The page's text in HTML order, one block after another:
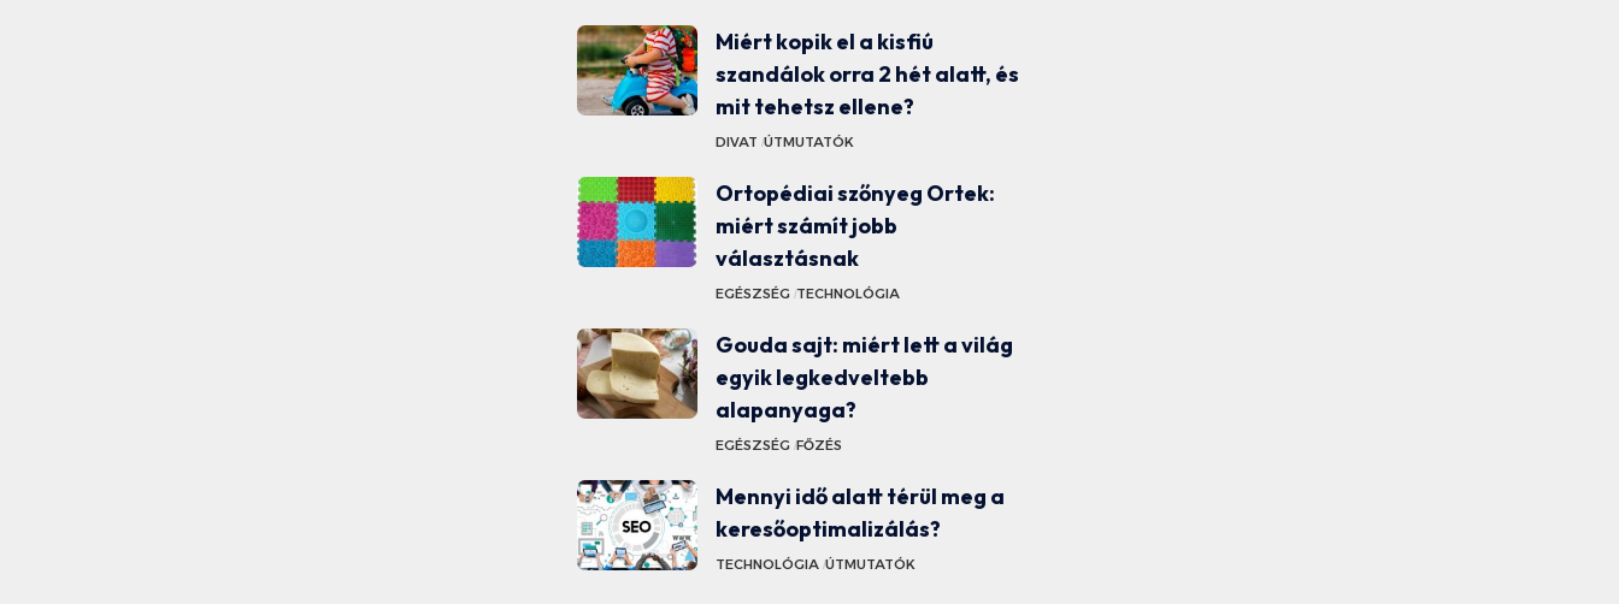
Miért kopik el a kisfiú
szandálok orra 2 hét alatt, és
mit tehetsz ellene?
DIVAT ÚTMUTATÓK
Ortopédiai szőnyeg Ortek:
miért számít jobb
választásnak
EGÉSZSÉG TECHNOLÓGIA
Gouda sajt: miért lett a világ
egyik legkedveltebb
alapanyaga?
EGÉSZSÉG FŐZÉS
Mennyi idő alatt térül meg a
keresőoptimalizálás?
TECHNOLÓGIA ÚTMUTATÓK